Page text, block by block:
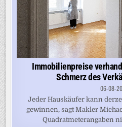
Immobilienpreise
Schmerz des
06-08-
Jeder Hauskäufer kann
gewinnen, sagt Makler
Quadratmeterangaben